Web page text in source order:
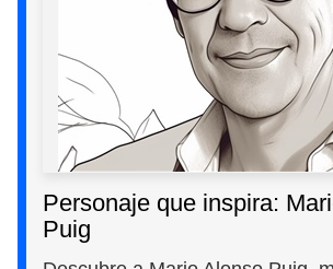
Personaje que inspira:
Puig